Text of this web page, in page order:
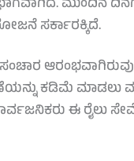
ಮುಂದಿನ
ಸರ್ಕಾರಕ್ಕಿದೆ.
ಕಡಿಮೆ ಮಾಡಲು
ಈ ರೈಲು